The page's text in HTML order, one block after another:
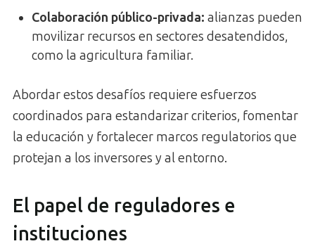
Colaboración público-privada: alianzas pueden
movilizar recursos en sectores desatendidos,
como la agricultura familiar.
Abordar estos desafíos requiere esfuerzos
coordinados para estandarizar criterios, fomentar
la educación y fortalecer marcos regulatorios que
protejan a los inversores y al entorno.
El papel de reguladores e
instituciones